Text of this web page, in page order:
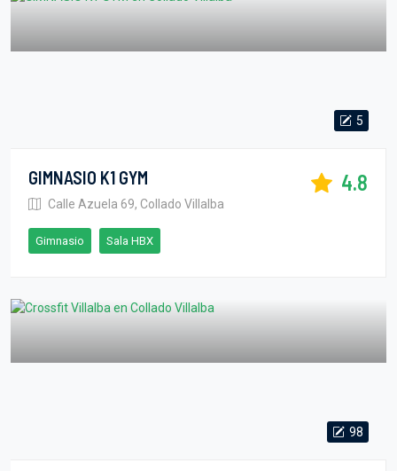
5
GIMNASIO K1 GYM
Calle Azuela 69, Collado Villalba
4.8
Gimnasio Sala HBX
98